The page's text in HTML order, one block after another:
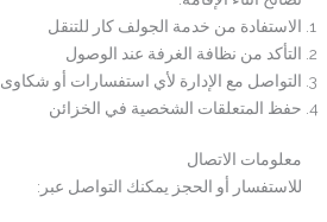
الاستفادة من خدمة الجولف كار للتنقل
التأكد من نظافة الغرفة عند الوصول
التواصل مع الإدارة لأي استفسارات أو شكاوى
حفظ المتعلقات الشخصية في الخزائن
معلومات الاتصال
للاستفسار أو الحجز يمكنك التواصل عبر: